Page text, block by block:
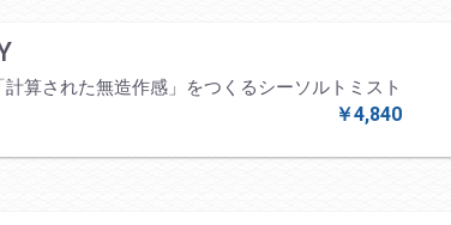
算された無造作感」をつくるシーソルトミスト
￥4,840